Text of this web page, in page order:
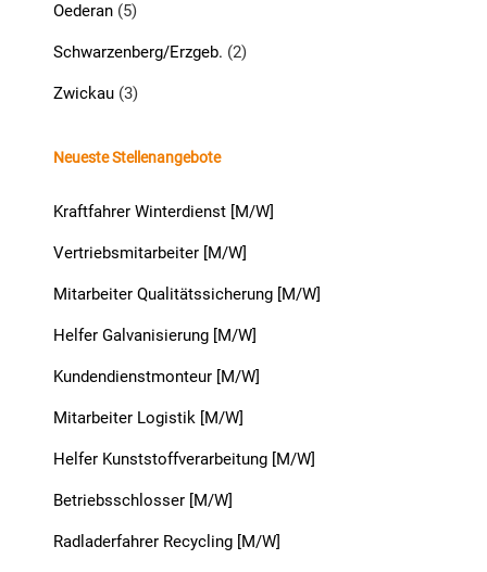
Oederan(5)
Schwarzenberg/Erzgeb. (2)
Zwickau(3)
Neueste Stellenangebote
Kraftfahrer Winterdienst [M/W]
Vertriebsmitarbeiter [M/W]
Mitarbeiter Qualitätssicherung [M/W]
Helfer Galvanisierung [M/W]
Kundendienstmonteur [M/W]
Mitarbeiter Logistik [M/W]
Helfer Kunststoffverarbeitung [M/W]
Betriebsschlosser [M/W]
Radladerfahrer Recycling [M/W]